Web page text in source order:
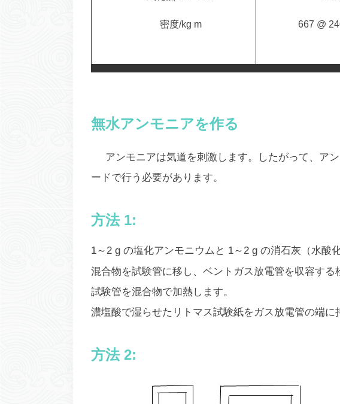
密度/kg m 667 @
無水アンモニアを作る
アンモニアは気道を刺激します。したがって、ア
ードで行う必要があります。
方法 1:
1～2 g の塩化アンモニウムと 1～2 g の消石灰（水酸
混合物を試験管に移し、ベントガス放電管を収容する
試験管を混合物で加熱します。
濃塩酸で湿らせたリトマス試験紙をガス放電管の端に
方法 2: